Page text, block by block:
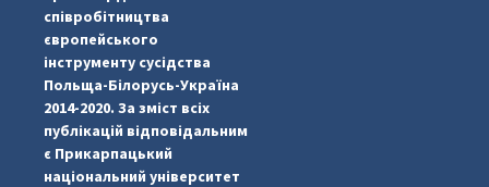
співробітництва
європейського
інструменту сусідства
Польща-Білорусь-Україна
2014-2020. За зміст всіх
публікацій відповідальним
є Прикарпацький
національний університет